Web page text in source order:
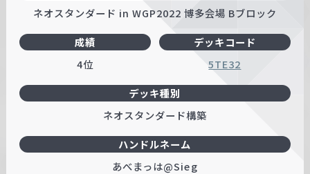
ネオスタンダード in WGP2022 博多会場 Bブロック
成績
4位
ハンドルネーム
あべまっは@Sieg
デッキコード
5TE32
デッキ種別
ネオスタンダード構築